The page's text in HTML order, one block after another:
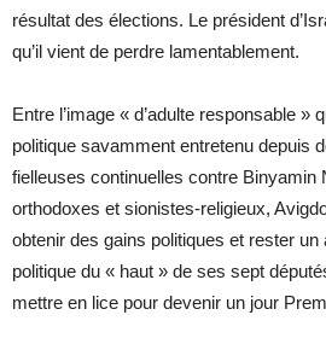
résultat des élections. Le président
qu’il vient de perdre lamentablement.
Entre l’image « d’adulte responsable »
politique savamment entretenu depuis
fielleuses continuelles contre Binyamin
orthodoxes et sionistes-religieux,
obtenir des gains politiques et rester
politique du « haut » de ses sept
mettre en lice pour devenir un jour